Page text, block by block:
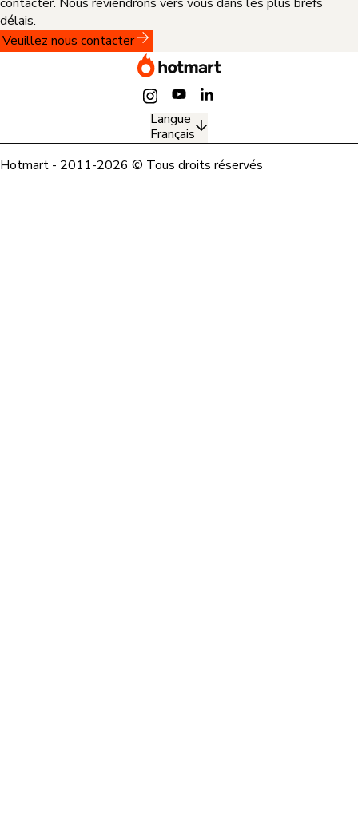
délais.
Veuillez nous contacter
Langue
Français
Hotmart - 2011-2026 © Tous droits réservés